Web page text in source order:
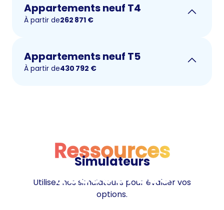
Appartements neuf T4
À partir de262 871 €
Appartements neuf T5
À partir de430 792 €
Ressources
Ressources
Simulateurs
Utilisez nos simulateurs pour évaluer vos
options.